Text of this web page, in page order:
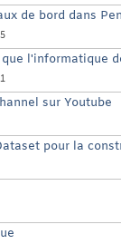
de bord dans
l'informatique
sur Youtube
pour la